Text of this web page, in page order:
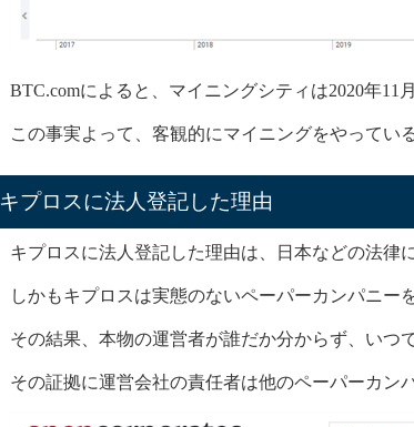
2020年09月24日 フィリピン証券取引委員
マイニングシティはフィ
ついて警告。
同社は必要なライセ
しています。#マイ
— おまる師 ㊙️
フィリピンの法律を無視
BTC.comによると、マイニングシティは2020年11
この事実よって、客観的にマイニングをやってい
キプロスに法人登記した理由
キプロスに法人登記した理由は、日本などの法律
しかもキプロスは実態のないペーパーカンパニー
その結果、本物の運営者が誰だか分からず、いつ
その証拠に運営会社の責任者は他のペーパーカン